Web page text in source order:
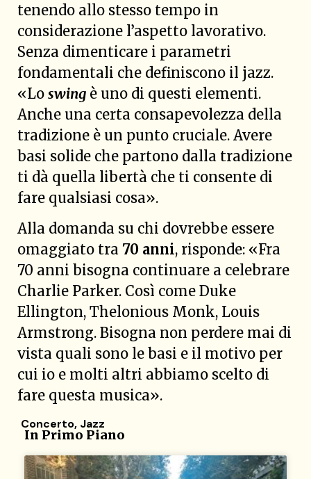
tenendo allo stesso tempo in
considerazione l’aspetto lavorativo.
Senza dimenticare i parametri
fondamentali che definiscono il jazz.
«Lo swing è uno di questi elementi.
Anche una certa consapevolezza della
tradizione è un punto cruciale. Avere
basi solide che partono dalla tradizione
ti dà quella libertà che ti consente di
fare qualsiasi cosa».
Alla domanda su chi dovrebbe essere
omaggiato tra 70 anni, risponde: «Fra
70 anni bisogna continuare a celebrare
Charlie Parker. Così come Duke
Ellington, Thelonious Monk, Louis
Armstrong. Bisogna non perdere mai di
vista quali sono le basi e il motivo per
cui io e molti altri abbiamo scelto di
fare questa musica».
Concerto, Jazz
In Primo Piano